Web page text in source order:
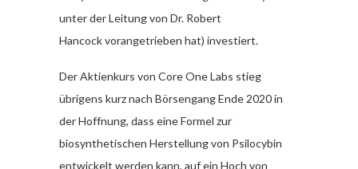
unter der Leitung von Dr. Robert
Hancock vorangetrieben hat) investiert.
Der Aktienkurs von Core One Labs stieg
übrigens kurz nach Börsengang Ende 2020 in
der Hoffnung, dass eine Formel zur
biosynthetischen Herstellung von Psilocybin
entwickelt werden kann, auf ein Hoch von